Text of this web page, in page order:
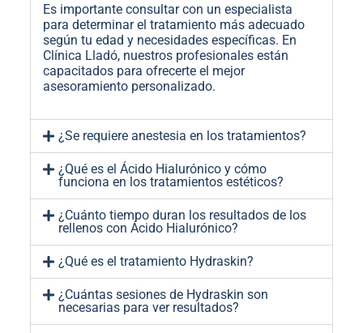
Es importante consultar con un especialista
para determinar el tratamiento más adecuado
según tu edad y necesidades específicas. En
Clínica Lladó, nuestros profesionales están
capacitados para ofrecerte el mejor
asesoramiento personalizado.
¿Se requiere anestesia en los tratamientos?
¿Qué es el Ácido Hialurónico y cómo
funciona en los tratamientos estéticos?
¿Cuánto tiempo duran los resultados de los
rellenos con Ácido Hialurónico?
¿Qué es el tratamiento Hydraskin?
¿Cuántas sesiones de Hydraskin son
necesarias para ver resultados?